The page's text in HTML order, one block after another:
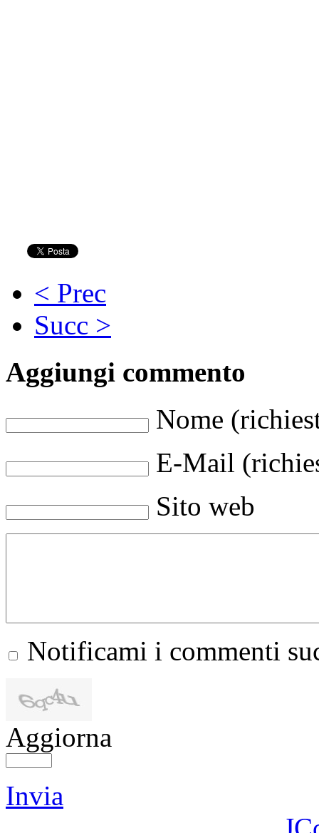
< Prec
Succ >
Aggiungi commento
Nome
E-Mail
Sito web
Notificami i commenti
Aggiorna
Invia